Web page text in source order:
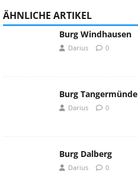
ÄHNLICHE ARTIKEL
Burg Windhausen
Darius 0
Burg Tangermünde
Darius 0
Burg Dalberg
Darius 0